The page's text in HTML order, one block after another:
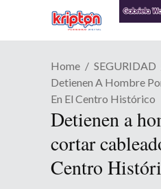
Home
SEGURIDAD
Detienen A Hombre
En El Centro Histórico
Detienen a
cortar
Centro